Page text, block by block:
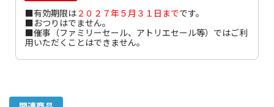
■有効期限は２０２７年５月３１ 日までです。
■おつりはでません。
■催事（ファミリーセール、アトリエセール等）ではご利
用いただくことはできません。